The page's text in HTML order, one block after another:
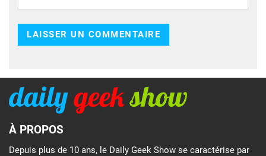
À PROPOS
Depuis plus de 10 ans, le Daily Geek Show se caractérise par